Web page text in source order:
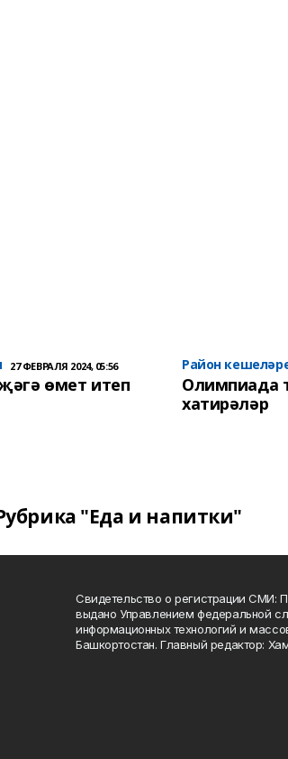
27 ФЕВРАЛЯ 2024, 05:56
өмет итеп
Район
Олимпиада
хатирәләр
"Еда и напитки"
Свидетельство о регистрации СМИ:
выдано Управлением федеральной
информационных технологий и
Башкортостан. Главный редактор: